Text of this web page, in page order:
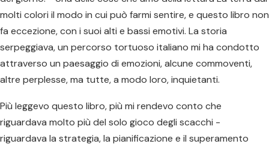
molti colori il modo in cui può farmi sentire, e questo libro non
fa eccezione, con i suoi alti e bassi emotivi. La storia
serpeggiava, un percorso tortuoso italiano mi ha condotto
attraverso un paesaggio di emozioni, alcune commoventi,
altre perplesse, ma tutte, a modo loro, inquietanti.
Più leggevo questo libro, più mi rendevo conto che
riguardava molto più del solo gioco degli scacchi -
riguardava la strategia, la pianificazione e il superamento